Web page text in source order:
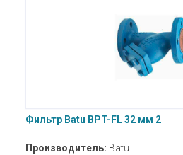
Фильтр Batu BPT-FL 32 мм 2
Производитель: Batu